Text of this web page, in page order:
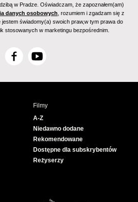
w Pradze. Oświadczam, że zapoznałem(am)
danych osobowych , rozumiem i zgadzam się z
świadomy(a) swoich praw,w tym prawa do
stosowanych w marketingu bezpośrednim.
F
c
Y
u
e
Filmy
A-Z
Niedawno dodane
Rekomendowane
Dostępne dla subskrybentów
Reżyserzy